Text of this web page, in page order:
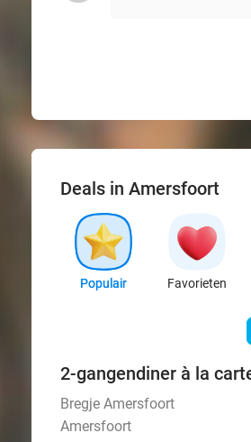
Deals in Amersfoort
Populair Favorieten
2-gangendiner à la
Bregje Amersfoort
Amersfoort